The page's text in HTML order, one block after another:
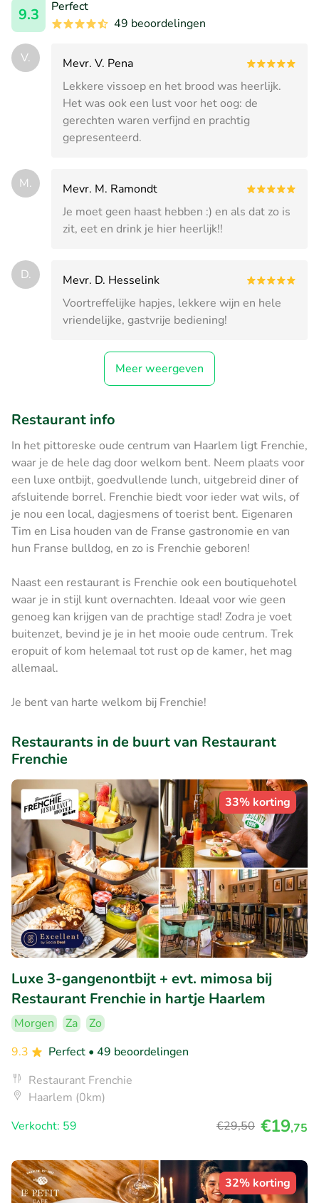
9.3
Perfect
49 beoordelingen
V.
Mevr. V. Pena
Lekkere vissoep en het brood was heerlijk.
Het was ook een lust voor het oog: de
gerechten waren verfijnd en prachtig
gepresenteerd.
M.
Mevr. M. Ramondt
Je moet geen haast hebben :) en als dat zo is
zit, eet en drink je hier heerlijk!!
D.
Mevr. D. Hesselink
Voortreffelijke hapjes, lekkere wijn en hele
vriendelijke, gastvrije bediening!
Meer weergeven
Restaurant info
In het pittoreske oude centrum van Haarlem ligt Frenchie,
waar je de hele dag door welkom bent. Neem plaats voor
een luxe ontbijt, goedvullende lunch, uitgebreid diner of
afsluitende borrel. Frenchie biedt voor ieder wat wils, of
je nou een local, dagjesmens of toerist bent. Eigenaren
Tim en Lisa houden van de Franse gastronomie en van
hun Franse bulldog, en zo is Frenchie geboren!
Naast een restaurant is Frenchie ook een boutiquehotel
waar je in stijl kunt overnachten. Ideaal voor wie geen
genoeg kan krijgen van de prachtige stad! Zodra je voet
buitenzet, bevind je je in het mooie oude centrum. Trek
eropuit of kom helemaal tot rust op de kamer, het mag
allemaal.
Je bent van harte welkom bij Frenchie!
Restaurants in de buurt van Restaurant
Frenchie
33% korting
Luxe 3-gangenontbijt + evt. mimosa bij
Restaurant Frenchie in hartje Haarlem
Morgen Za
Zo
9.3
Perfect • 49 beoordelingen
Restaurant Frenchie
Haarlem (0km)
Verkocht: 59
€29,50 €19,75
32% korting